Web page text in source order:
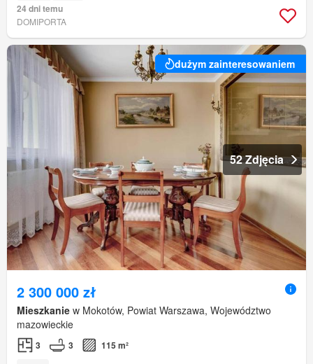
24 dni temu
DOMIPORTA
dużym zainteresowaniem
52 Zdjęcia
2 300 000 zł
Mieszkanie w Mokotów, Powiat Warszawa, Województwo
mazowieckie
3 3 115 m²